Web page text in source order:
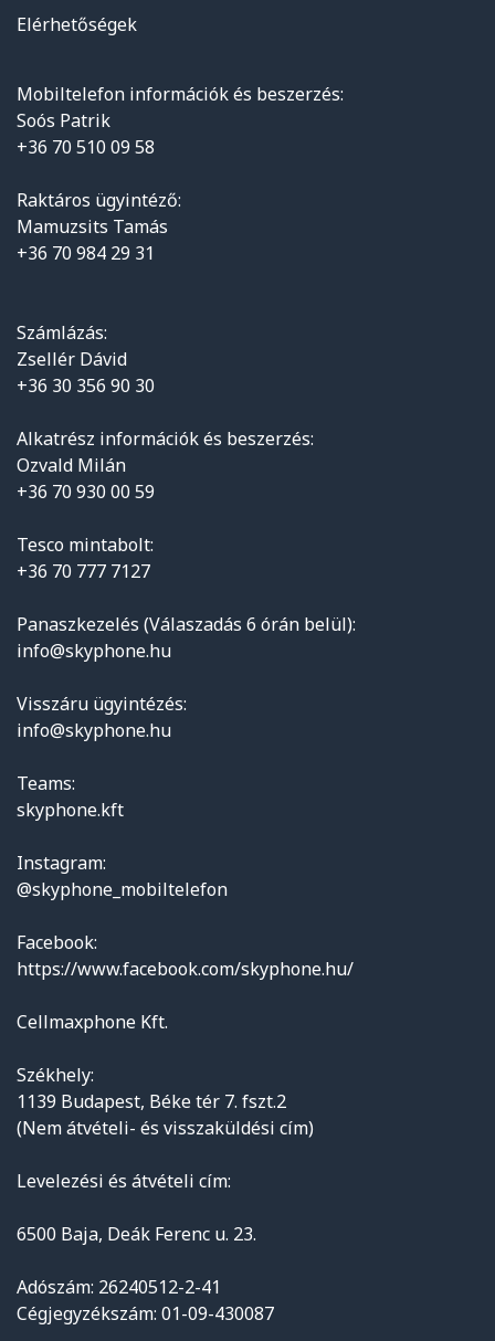
Elérhetőségek
Mobiltelefon információk és beszerzés:
Soós Patrik
+36 70 510 09 58
Raktáros ügyintéző:
Mamuzsits Tamás
+36 70 984 29 31
Számlázás:
Zsellér Dávid
+36 30 356 90 30
Alkatrész információk és beszerzés:
Ozvald Milán
+36 70 930 00 59
Tesco mintabolt:
+36 70 777 7127
Panaszkezelés (Válaszadás 6 órán belül):
info@skyphone.hu
Visszáru ügyintézés:
info@skyphone.hu
Teams:
skyphone.kft
Instagram:
@skyphone_mobiltelefon
Facebook:
https://www.facebook.com/skyphone.hu/
Cellmaxphone Kft.
Székhely:
1139 Budapest, Béke tér 7. fszt.2
(Nem átvételi- és visszaküldési cím)
Levelezési és átvételi cím:
6500 Baja, Deák Ferenc u. 23.
Adószám: 26240512-2-41
Cégjegyzékszám: 01-09-430087